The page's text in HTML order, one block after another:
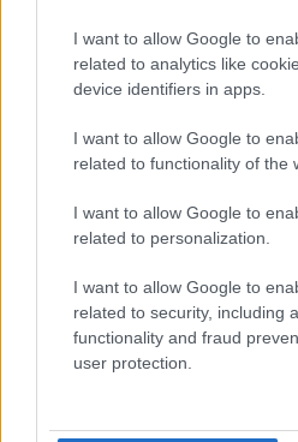
I want to allow Google to
related to analytics like
device identifiers in apps.
I want to allow Google to
related to functionality of the
I want to allow Google to
related to personalization.
I want to allow Google to
related to security, including
functionality and fraud
user protection.
Számok és tények
elemző műsor a baloldal hazugságairól
talk-show
Hópelyhek olvadása
Esti hírshow
Az ügy
oknyomozó műsor
Pesti riporter